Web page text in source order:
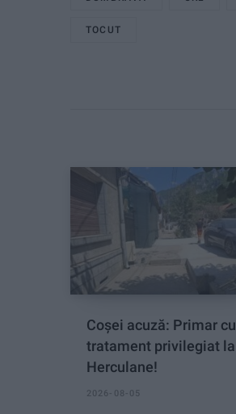
TOCUT
Coșei acuză: Primar cu
tratament privilegiat la
Herculane!
2026-08-05